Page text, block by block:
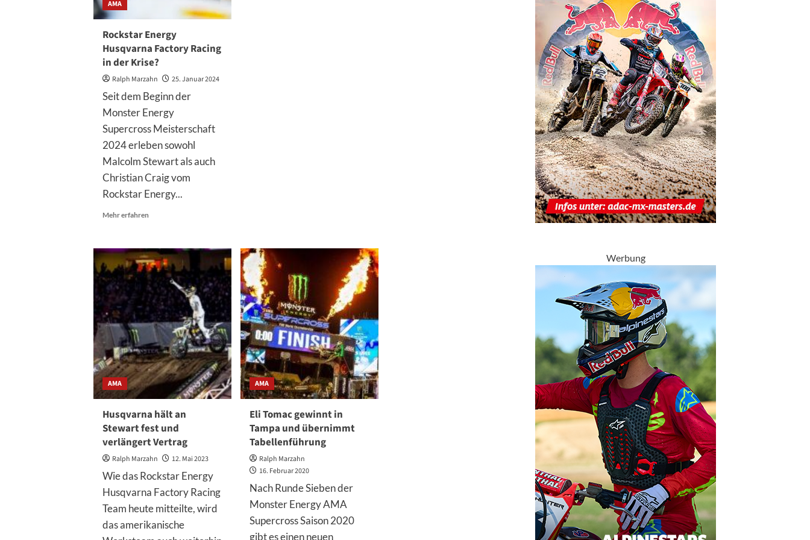
AMA
Rockstar Energy
Husqvarna Factory Racing
in der Krise?
Ralph Marzahn 25. Januar 2024
Seit dem Beginn der
Monster Energy
Supercross Meisterschaft
2024 erleben sowohl
Malcolm Stewart als auch
Christian Craig vom
Rockstar Energy...
Mehr erfahrenMehr
Rockstar
Energy
Husqvarna
Factory
Racing
in
der
Krise?
AMA
Husqvarna hält an
Stewart fest und
verlängert Vertrag
Ralph Marzahn 12. Mai 2023
Wie das Rockstar Energy
Husqvarna Factory Racing
Team heute mitteilte, wird
das amerikanische
AMA
Eli Tomac gewinnt in
Tampa und übernimmt
Tabellenführung
Ralph Marzahn
16. Februar 2020
Nach Runde Sieben der
Monster Energy AMA
Supercross Saison 2020
gibt es einen neuen
Werbung